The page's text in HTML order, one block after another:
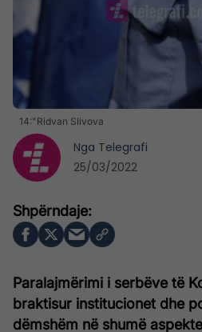
14:"Ridvan Slivova
Paralajmërimi i serbëve të
braktisur institucionet dhe
dëmshëm në shumë
Nga Telegrafi
25/03/2022